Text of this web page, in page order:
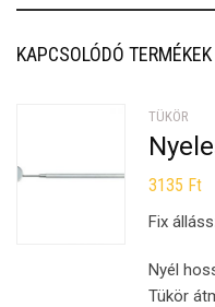
KAPCSOLÓDÓ TERMÉKEK
TÜKÖR
3135 Ft
Fix
Nyél
Tükör